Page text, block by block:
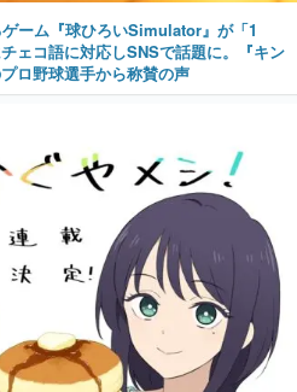
ーム『球ひろいSimulator』が「1
ェコ語に対応しSNSで話題に。『キン
ロ野球選手から称賛の声